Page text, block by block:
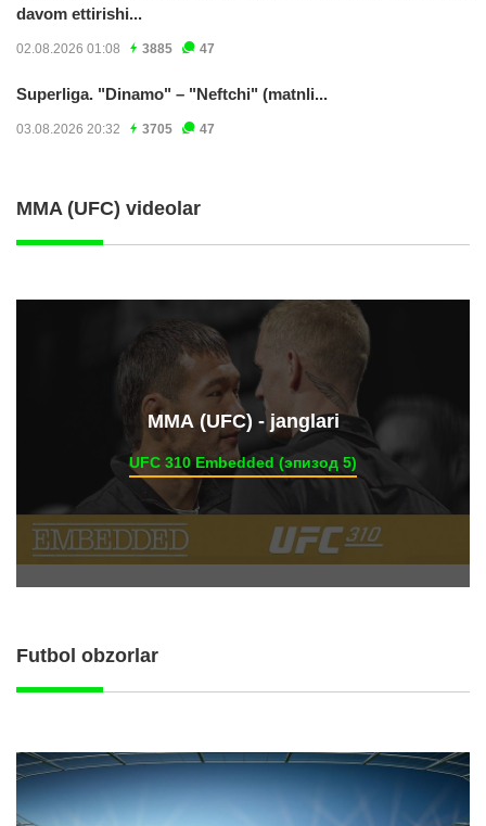
davom ettirishi...
02.08.2026 01:08 3885 47
Superliga. "Dinamo" – "Neftchi" (matnli...
03.08.2026 20:32 3705 47
MMA (UFC) videolar
ММА (UFC) - janglari
UFC 310 Embedded (эпизод 5)
Futbol obzorlar